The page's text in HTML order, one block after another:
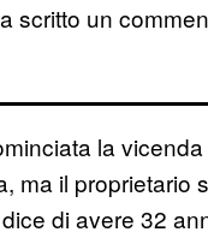
scritto un
la
ma il proprietario
di avere 32